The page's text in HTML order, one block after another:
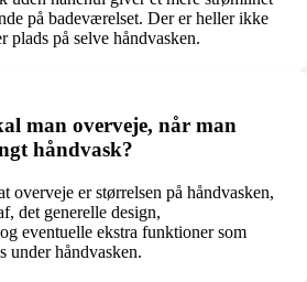
på badeværelset. Der er heller ikke
plads på selve håndvasken.
man overveje, når man
håndvask?
overveje er størrelsen på håndvasken,
det generelle design,
eventuelle ekstra funktioner som
under håndvasken.